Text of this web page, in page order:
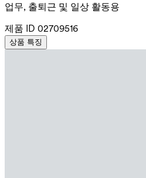
업무, 출퇴근 및 일상 활동용
제품 ID 02709516
상품 특징